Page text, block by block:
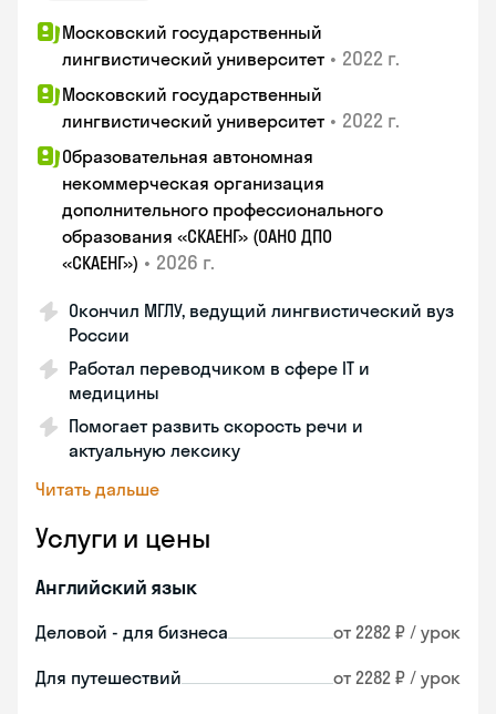
Московский государственный
лингвистический университет • 2022 г.
Московский государственный
лингвистический университет • 2022 г.
Образовательная автономная
некоммерческая организация
дополнительного профессионального
образования «СКАЕНГ» (ОАНО ДПО
«СКАЕНГ») • 2026 г.
Окончил МГЛУ, ведущий лингвистический вуз
России
Работал переводчиком в сфере IT и
медицины
Помогает развить скорость речи и
актуальную лексику
Читать дальше
Услуги и цены
Английский язык
Деловой - для бизнеса от 2282 ₽ / урок
Для путешествий от 2282 ₽ / урок